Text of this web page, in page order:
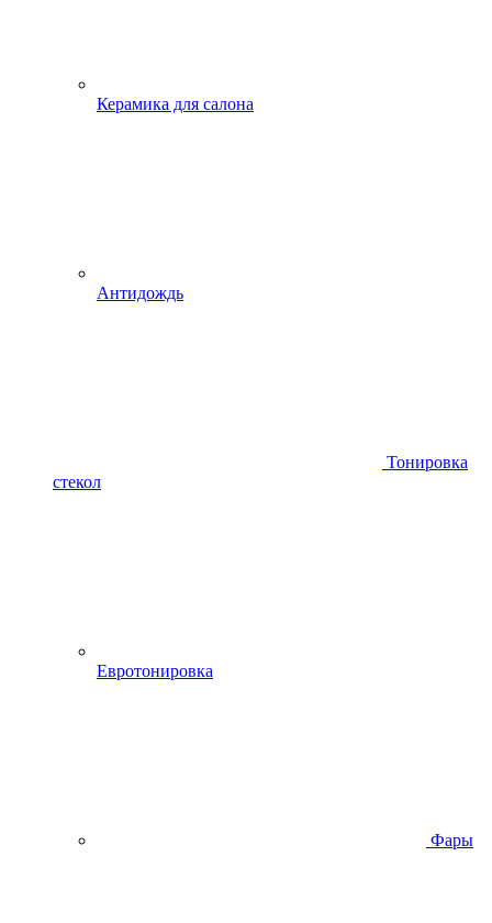
Керамика для салона
Антидождь
Тонировка
стекол
Евротонировка
Фары